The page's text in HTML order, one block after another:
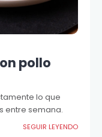
pollo
lo que
entre semana.
SEGUIR LEYENDO